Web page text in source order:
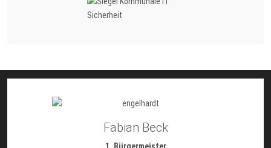
Fabian Beck